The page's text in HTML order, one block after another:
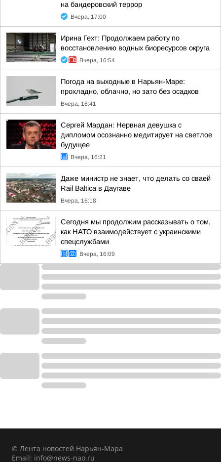
на бандеровский террор
Вчера, 17:00
Ирина Гехт: Продолжаем работу по
восстановлению водных биоресурсов округа
Вчера, 16:54
Погода на выходные в Нарьян-Маре:
прохладно, облачно, но зато без осадков
Вчера, 16:41
Сергей Мардан: Нервная девушка с
дипломом осознанно медитирует на светлое
будущее
Вчера, 16:21
Даже министр не знает, что делать со сваей
Rail Baltica в Даугаве
Вчера, 16:18
Сегодня мы продолжим рассказывать о том,
как НАТО взаимодействует с украинскими
спецслужбами
Вчера, 16:09
© Лента новостей Нарьян-Мара
Email: info@news-nao.ru